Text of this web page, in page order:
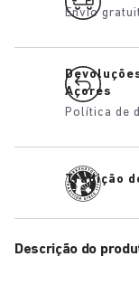
Envio
Açores
Política de
Tradição
Descrição do